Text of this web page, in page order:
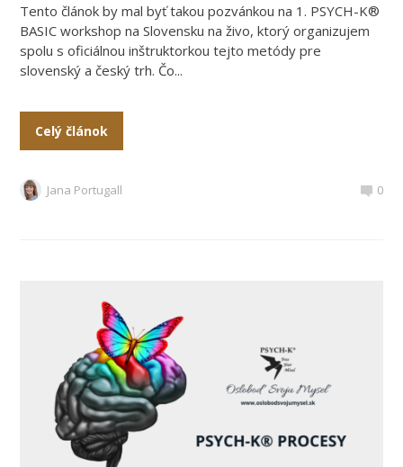
Tento článok by mal byť takou pozvánkou na 1. PSYCH-K®
BASIC workshop na Slovensku na živo, ktorý organizujem
spolu s oficiálnou inštruktorkou tejto metódy pre
slovenský a český trh. Čo...
Celý článok
Jana Portugall 0